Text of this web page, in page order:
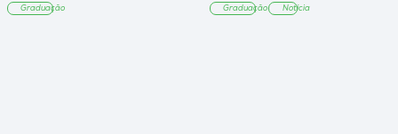
Graduação Graduação Notícia